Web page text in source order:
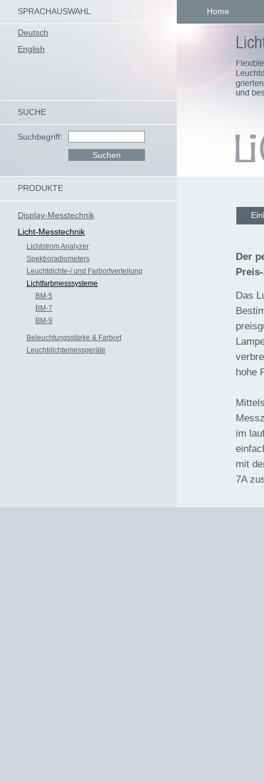
SPRACHAUSWAHL
Deutsch
English
SUCHE
Suchbegriff:
Home
PRODUKTE
Display-Messtechnik
Licht-Messtechnik
Lichtstrom Analyzer
Spektroradiometers
Leuchtdichte-/ und Farbortverteilung
Lichtfarbmesssysteme
BM-5
BM-7
BM-9
Beleuchtungsstärke & Farbort
Leuchtdichtemessgeräte
Der
Das
hohe
im
mit
7A